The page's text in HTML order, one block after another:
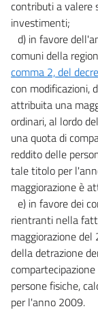
contributi a valere
investimenti;
d) in favore
comuni della
comma 2, del
con modificazioni,
attribuita una
ordinari, al lordo
una quota di
reddito delle
tale titolo per
maggiorazione è
e) in favore dei
rientranti nella
maggiorazione
della detrazione
persone fisiche,
per l'anno 2009.